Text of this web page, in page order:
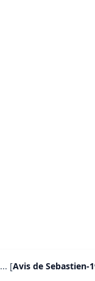
... [Avis de Sebastien-